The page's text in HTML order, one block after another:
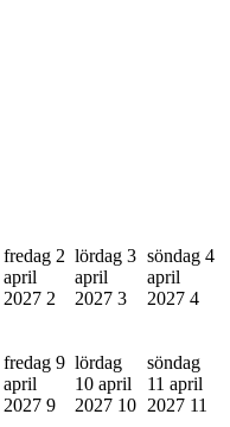
fredag 2
april
2027 2
lördag 3
april
2027 3
söndag 4
april
2027 4
fredag 9
april
2027 9
lördag
10 april
2027 10
söndag
11 april
2027 11